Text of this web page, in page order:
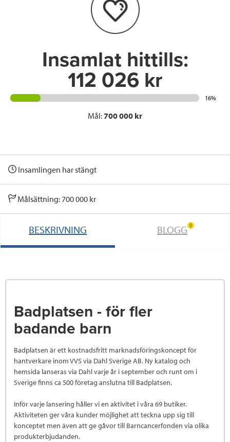
I
n
Insamlat hittills:
112 026 kr
16%
Mål:700 000 kr
Insamlingen har stängt
Målsättning: 700 000 kr
BESKRIVNING BLOGG 0
Badplatsen - för fler
badande barn
Badplatsen är ett kostnadsfritt marknadsföringskoncept för
hantverkare inom VVS via Dahl Sverige AB. Ny katalog och
hemsida lanseras via Dahl varje år i september och runt om i
Sverige finns ca 500 företag anslutna till Badplatsen.
Inför varje lansering håller vi en aktivitet i våra 69 butiker.
Aktiviteten ger våra kunder möjlighet att teckna upp sig till
konceptet men även att ge gåvor till Barncancerfonden via olika
produkterbjudanden.